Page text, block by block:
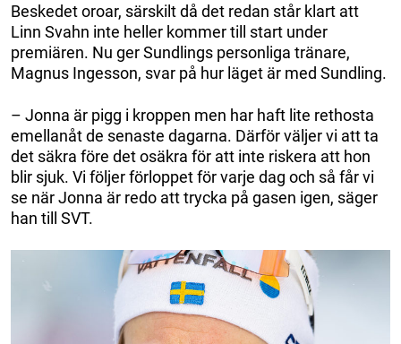
Beskedet oroar, särskilt då det redan står klart att
Linn Svahn inte heller kommer till start under
premiären. Nu ger Sundlings personliga tränare,
Magnus Ingesson, svar på hur läget är med Sundling.
– Jonna är pigg i kroppen men har haft lite rethosta
emellanåt de senaste dagarna. Därför väljer vi att ta
det säkra före det osäkra för att inte riskera att hon
blir sjuk. Vi följer förloppet för varje dag och så får vi
se när Jonna är redo att trycka på gasen igen, säger
han till SVT.